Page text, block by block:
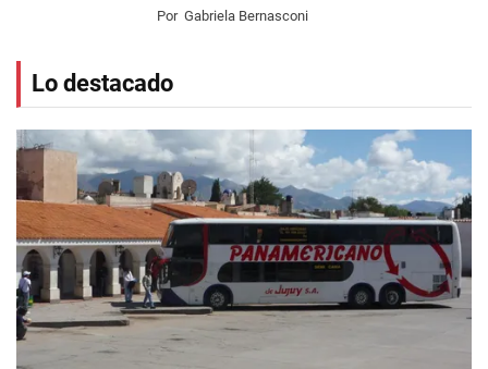
Por Gabriela Bernasconi
Lo destacado